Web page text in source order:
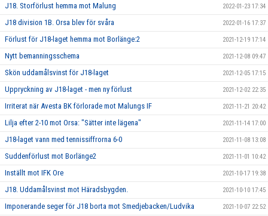
J18. Storförlust hemma mot Malung 2022-01-23 17:34
J18 division 1B. Orsa blev för svåra 2022-01-16 17:37
Förlust för J18-laget hemma mot Borlänge:2 2021-12-19 17:14
Nytt bemanningsschema 2021-12-08 09:47
Skön uddamålsvinst för J18-laget 2021-12-05 17:15
Uppryckning av J18-laget - men ny förlust 2021-12-02 22:35
Irriterat när Avesta BK förlorade mot Malungs IF 2021-11-21 20:42
Lilja efter 2-10 mot Orsa: "Sätter inte lägena" 2021-11-14 17:00
J18-laget vann med tennissiffrorna 6-0 2021-11-08 13:08
Suddenförlust mot Borlänge2 2021-11-01 10:42
Inställt mot IFK Ore 2021-10-17 19:38
J18. Uddamålsvinst mot Häradsbygden. 2021-10-10 17:45
Imponerande seger för J18 borta mot Smedjebacken/Ludvika 2021-10-07 22:52